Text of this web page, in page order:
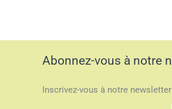
Abonnez-vous à notre
Inscrivez-vous à notre